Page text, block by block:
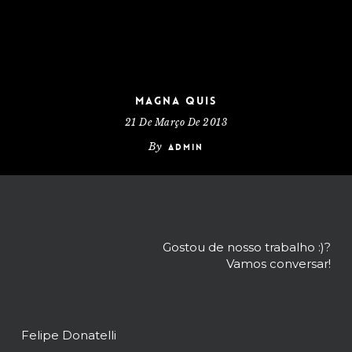
Magna Quis
21 De Março De 2013
By admin
Gostou de nosso trabalho :)?
Vamos conversar!
Felipe Donatelli